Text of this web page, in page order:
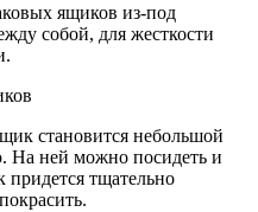
ящиков из-под
собой, для жесткости
становится небольшой
На ней можно посидеть и
придется тщательно